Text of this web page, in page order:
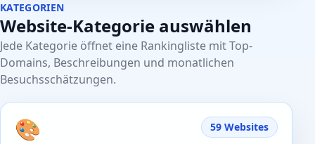
KATEGORIEN
Website-Kategorie auswählen
Jede Kategorie öffnet eine Rankingliste mit Top-
Domains, Beschreibungen und monatlichen
Besuchsschätzungen.
🎨 59 Websites